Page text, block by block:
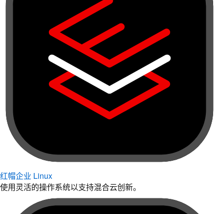
红帽企业 Linux
使用灵活的操作系统以支持混合云创新。